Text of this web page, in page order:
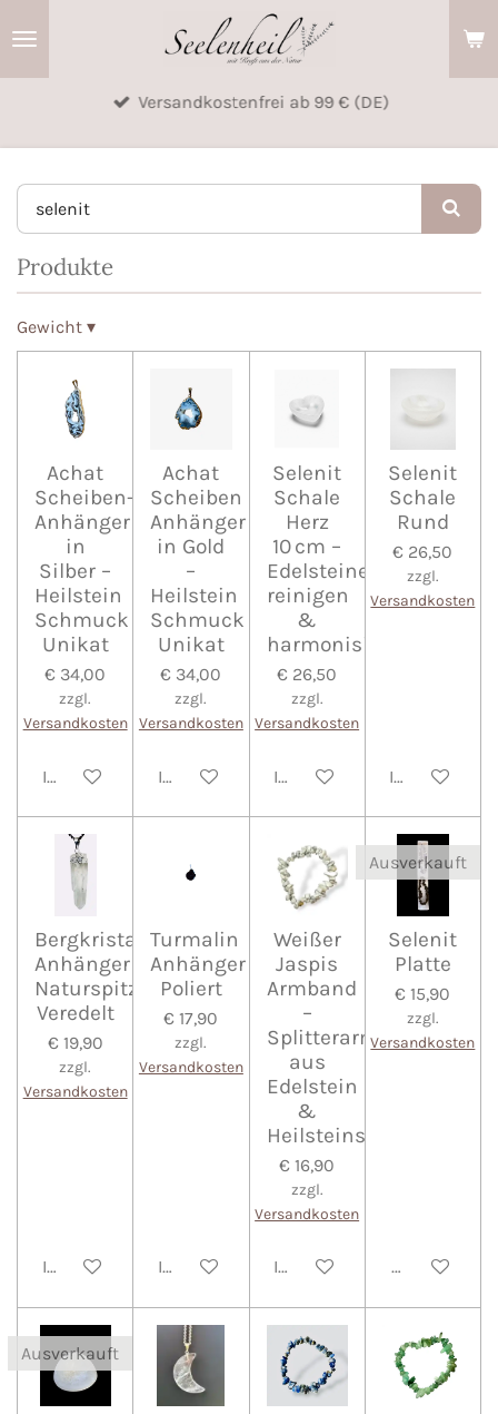
Versandkostenfrei ab 99 € (DE)
Produkte
Gewicht ▾
Achat
Scheiben-
Anhänger
in
Silber –
Heilstein
Schmuck
Unikat
€ 34,00
zzgl.
Versandkosten
In den Warenkorb
Achat
Scheiben
Anhänger
in Gold
–
Heilstein
Schmuck
Unikat
€ 34,00
zzgl.
Versandkosten
In den Warenkorb
Selenit
Schale
Herz
10 cm –
Edelsteine
reinigen
&
harmonisieren
€ 26,50
zzgl.
Versandkosten
In den Warenkorb
Selenit
Schale
Rund
€ 26,50
zzgl.
Versandkosten
In den
Bergkristall
Anhänger
Naturspitze
Veredelt
€ 19,90
zzgl.
Versandkosten
In den Warenkorb
Turmalin
Anhänger
Poliert
€ 17,90
zzgl.
Versandkosten
In den Warenkorb
Weißer
Jaspis
Armband
–
Splitterarmband
aus
Edelstein
&
Heilsteinschmuck
€ 16,90
zzgl.
Versandkosten
In den Warenkorb
Ausverkauft
Selenit
Platte
€ 15,90
zzgl.
Versandkosten
Bei
Ausverkauft